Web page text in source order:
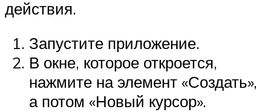
действия.
Запустите приложение.
В окне, которое откроется,
нажмите на элемент «Создать»,
а потом «Новый курсор».